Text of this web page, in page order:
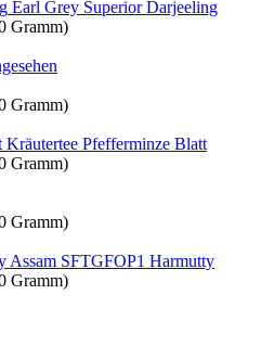
Earl Grey Superior Darjeeling
Gramm)
Gramm)
Kräutertee Pfefferminze Blatt
Gramm)
Gramm)
Assam SFTGFOP1 Harmutty
Gramm)